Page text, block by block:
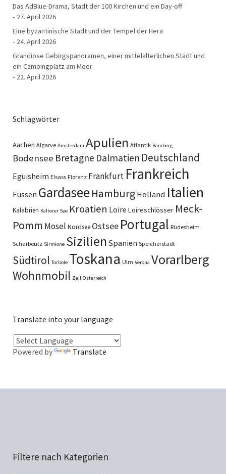
Das AdBlue-Drama, Stadt der 100 Kirchen und ein Day-off
27. April 2026
Eine byzantinische Stadt und der Tempel der Hera
24. April 2026
Grandiose Gebirgspanoramen, einer mittelalterlichen Stadt und
ein Campingplatz am Meer
22. April 2026
Schlagwörter
Aachen Algarve Amsterdam Apulien Atlantik Bamberg
Bodensee Bretagne Dalmatien Deutschland
Eguisheim Elsass Florenz Frankfurt Frankreich
Füssen GardaseeHamburg Holland Italien
Kalabrien Kalterer See Kroatien Loire Loireschlösser Meck-
Pomm Mosel Nordsee Ostsee Portugal Rüdesheim
Scharbeutz Sirmione Sizilien Spanien Speicherstadt
Südtirol Torbole Toskana Ulm Verona Vorarlberg
Wohnmobil Zell Österreich
Translate into your language
Powered by Translate
Filtere nach Kategorien